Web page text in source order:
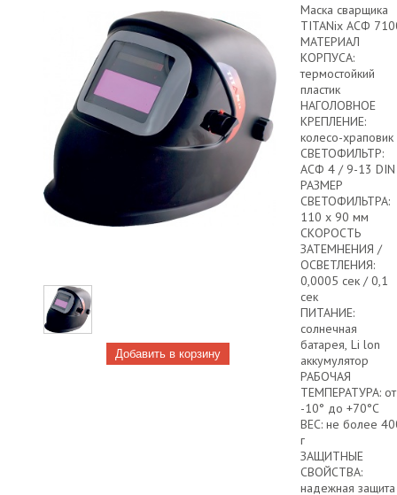
Маска сварщика
TITANix АСФ
МАТЕРИАЛ
КОРПУСА:
термостойкий
пластик
НАГОЛОВНОЕ
КРЕПЛЕНИЕ:
колесо-храповик
СВЕТОФИЛЬТР:
АСФ 4 / 9-13 DIN
РАЗМЕР
СВЕТОФИЛЬТРА:
110 х 90 мм
СКОРОСТЬ
ЗАТЕМНЕНИЯ /
ОСВЕТЛЕНИЯ:
0,0005 сек / 0,1
сек
ПИТАНИЕ:
солнечная
батарея, Li lon
аккумулятор
РАБОЧАЯ
ТЕМПЕРАТУРА: от
-10° до +70°С
ВЕС: не более
г
ЗАЩИТНЫЕ
СВОЙСТВА:
надежная защита